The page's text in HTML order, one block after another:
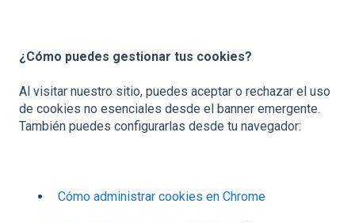
¿Cómo puedes gestionar tus cookies?
Al visitar nuestro sitio, puedes aceptar o rechazar el uso
de cookies no esenciales desde el banner emergente.
También puedes configurarlas desde tu navegador:
Cómo administrar cookies en Chrome